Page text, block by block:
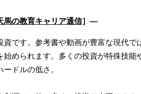
馬の教育キャリア通信］―
です。参考書や動画が豊富な現代で
始められます。多くの投資が特殊技
ドルの低さ。